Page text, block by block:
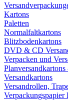
Kartons
Paletten
Normalfaltkartons
Blitzbodenkartons
DVD & CD
Verpacken und
Versandkartons
Versandrollen,